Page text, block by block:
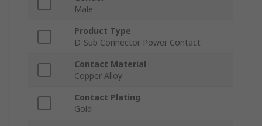
Male
Product Type
D-Sub Connector Power Contact
Contact Material
Copper Alloy
Contact Plating
Gold